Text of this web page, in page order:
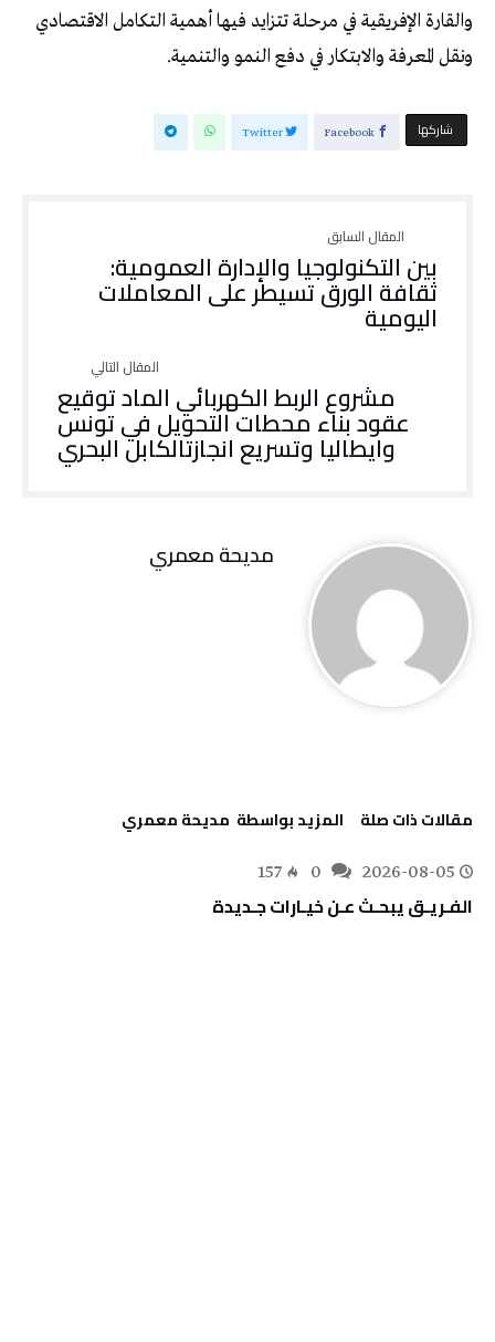
‬ونقل‭ ‬المعرفة‭ ‬والابتكار‭ ‬في‭ ‬دفع‭ ‬النمو‭ ‬والتنمية‭.‬
‫‫ شاركها‬ Facebook
Twitter
‬اليومية
‬وايطاليا‭ ‬وتسريع‭ ‬انجازتالكابل‭ ‬البحري‭
مديحة معمري
‫مقالات ذات صلة‬ ‫‫المزيد بواسطة‬ ‬ مديحة معمري
2026-08-05
157
الفـريـق‭ ‬يبحـث‭ ‬عـن‭ ‬خيـارات‭ ‬جـديدة